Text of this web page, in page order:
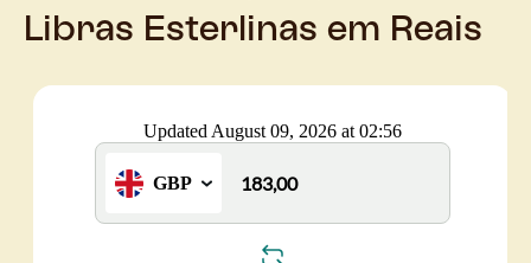
Libras Esterlinas em Reais